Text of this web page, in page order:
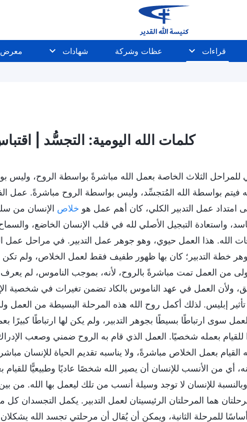
قراءات عظات وشركة شهادات معرض
وما لديه وماهيته أسرار عن الكتاب المقدَّس كشف
كلمات الله اليومية: التجسُّد | اقتباس
للمراحل الثلاث الخاصة بعمل الله مباشرةً بواسطة الروح، وليس
فيتم بواسطة الله المُتجسِّد، وليس بواسطة الروح مباشرةً. عمل
امتداد عمل التدبير الكلي، كان أهم عمل هو خلاص الإنسان من
واستعادة التبجيل الأصلي لله في قلب الإنسان الخاضع، والسماح
الله. هذا العمل حيوي، وهو جوهر عمل التدبير. في مراحل عمل
خطة التدبير؛ كان بها ظهور طفيف فقط لعمل الخلاص، ولم
من العمل تمت مباشرةً بالروح، لأنه، بموجب الناموس، لم يعرف
ولأن العمل في عهد الناموس بالكاد تضمن تغيرات في شخصية
إبليس. لذلك أكمل روح الله هذه المرحلة البسيطة من العمل
سوى ارتباطًا بسيطًا بجوهر التدبير، ولم يكن لها ارتباطًا
للقيام بعمله شخصيًا. العمل الذي قام به الروح ضمني وصعب
القيام بعمل الخلاص مباشرةً، ولا يناسبه تقديم الحياة للإنسان
أي من الأنسب للإنسان أن يصير الله شخصًا عاديًا وطبيعيًّا
للإنسان لا توجد وسيلة أنسب من تلك ليعمل بها الله. من
هما المرحلتان الرئيسيتان لعمل التدبير. يكمل التجسدان كل
للمرحلة الثانية، ويمكن أن يُقال أن مرحلتي تجسد الله